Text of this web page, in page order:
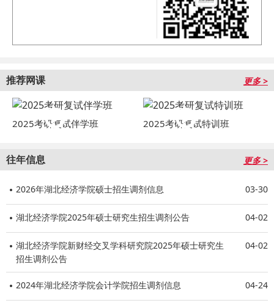
推荐网课 更多 >
2025考研复试伴学班 2025考研复试特训班
往年信息 更多 >
2026年湖北经济学院硕士招生调剂信息 03-30
湖北经济学院2025年硕士研究生招生调剂公告 04-02
湖北经济学院新财经交叉学科研究院2025年硕士研究生
招生调剂公告
04-02
2024年湖北经济学院会计学院招生调剂信息 04-24